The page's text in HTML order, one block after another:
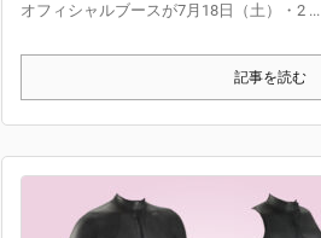
オフィシャルブースが7月18日（土）・2 ...
記事を読む